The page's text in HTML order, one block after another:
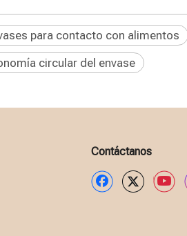
para contacto con alimentos
circular del envase
Contáctanos